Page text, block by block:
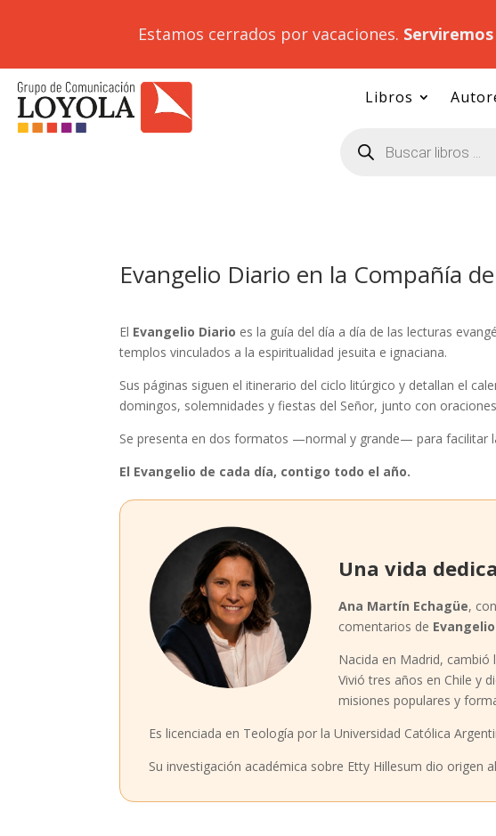
Estamos cerrados por vacaciones.
Libros
productos
Evangelio Diario en la Compañía de
El Evangelio Diario es la guía del día a día de las lecturas
templos vinculados a la espiritualidad jesuita e ignaciana.
Sus páginas siguen el itinerario del ciclo litúrgico y detallan el
domingos, solemnidades y fiestas del Señor, junto con
Se presenta en dos formatos —normal y grande— para facilitar
El Evangelio de cada día, contigo todo el año.
Una vida
Ana Martín Echagüe,
comentarios de
Nacida en Madrid, cambió
Vivió tres años en Chile y
misiones populares y
Es licenciada en Teología por la Universidad Católica
Su investigación académica sobre Etty Hillesum dio origen